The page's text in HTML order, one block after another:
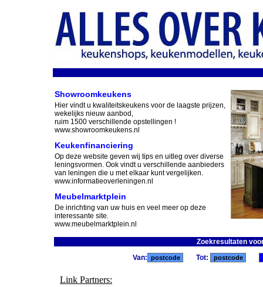
Showroomkeukens
Hier vindt u kwaliteitskeukens voor de laagste prijzen,
wekelijks nieuw aanbod,
ruim 1500 verschillende opstellingen !
www.showroomkeukens.nl
Keukenfinanciering
Op deze website geven wij tips en uitleg over diverse
leningsvormen. Ook vindt u verschillende aanbieders
van leningen die u met elkaar kunt vergelijken.
www.informatieoverleningen.nl
Meubelmarktplein
De inrichting van uw huis en veel meer op deze
interessante site.
www.meubelmarktplein.nl
Zoekresultaten
Link Partners:
Van: Tot: